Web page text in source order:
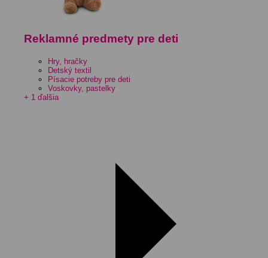
Reklamné predmety pre deti
Hry, hračky
Detský textil
Písacie potreby pre deti
Voskovky, pastelky
+ 1 ďalšia